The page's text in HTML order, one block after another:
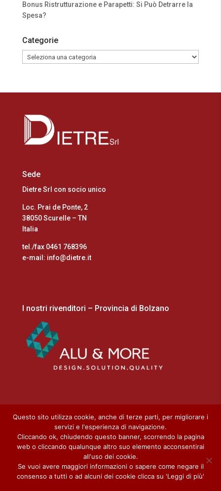
Bonus Ristrutturazione e Parapetti: Si Può Detrarre la
Spesa?
Categorie
Categorie
Sede
Dietre Srl con socio unico
Loc. Prai de Ponte, 2
38050 Scurelle – TN
Italia
tel./fax 0461 768396
e-mail: info@dietre.it
I nostri rivenditori – Provincia di Bolzano
Home Cookie Policy
Privacy Policy
Download
Questo sito utilizza cookie, anche di terze parti, per migliorare i
servizi e l'esperienza di navigazione.
Cliccando ok, chiudendo questo banner, scorrendo la pagina
web o cliccando qualunque altro suo elemento acconsentirai
all'uso dei cookie.
Se vuoi avere maggiori informazioni o sapere come negare il
consenso a tutti o ad alcuni dei cookie clicca su 'Leggi di più'